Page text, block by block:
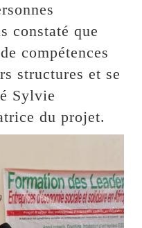
constaté que
compétences
structures et se
Sylvie
du projet.